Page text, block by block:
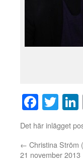
Det här inlägget
← Christina Ström
21 november 2013